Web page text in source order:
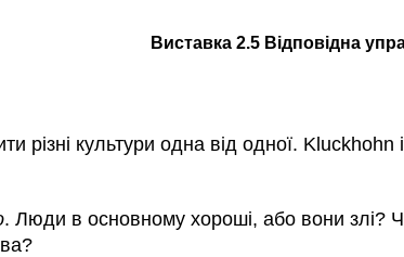
Виставка 2.5 Відповідна
різні культури одна від одної.
. Люди в основному хороші, або вони злі?